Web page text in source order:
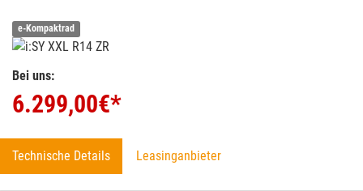
e-Kompaktrad
Bei uns:
6.299,00€*
Technische Details Leasinganbieter